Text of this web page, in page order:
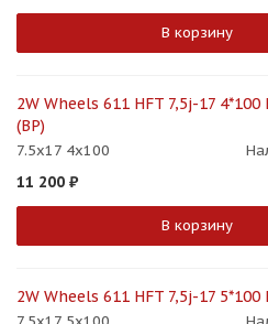
В корзину
2W Wheels 611 HFT 7,5j-17
(BP)
7.5x17 4x100
11 200 ₽
В корзину
2W Wheels 611 HFT 7,5j-17 5*100